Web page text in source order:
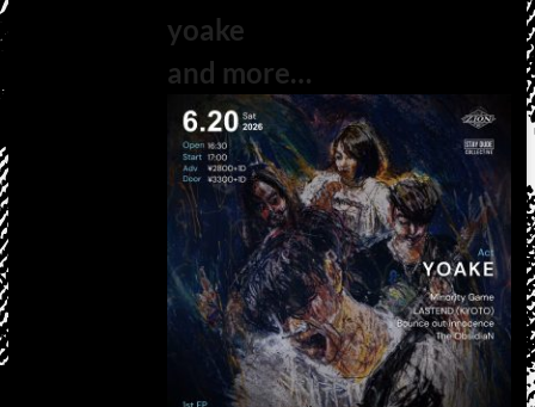
yoake
and more…